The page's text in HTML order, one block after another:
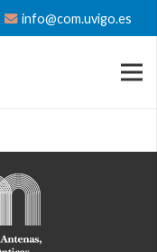
info@com.uvigo.es